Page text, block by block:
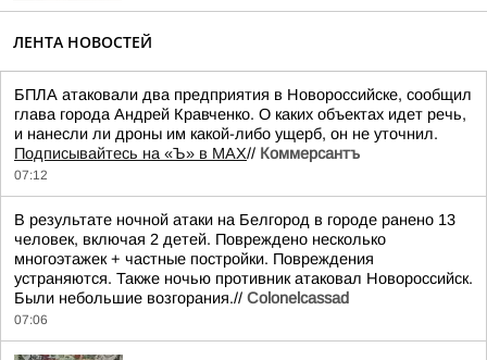
ЛЕНТА НОВОСТЕЙ
БПЛА атаковали два предприятия в Новороссийске, сообщил
глава города Андрей Кравченко. О каких объектах идет речь,
и нанесли ли дроны им какой-либо ущерб, он не уточнил.
Подписывайтесь на «Ъ» в MAX// Коммерсантъ
07:12
В результате ночной атаки на Белгород в городе ранено 13
человек, включая 2 детей. Повреждено несколько
многоэтажек + частные постройки. Повреждения
устраняются. Также ночью противник атаковал Новороссийск.
Были небольшие возгорания.// Colonelcassad
07:06